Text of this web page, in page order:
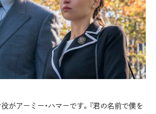
がアーミー・ハマーです。『君の名前で僕を